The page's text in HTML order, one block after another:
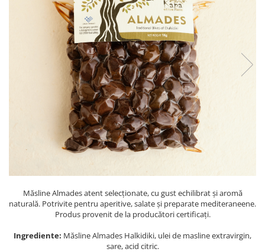
OREZ ȘI CEREALE
CREME ȘI PASTE TARTINABILE
CONDIMENTE
CEAIURI GRECEȘTI
CIOCOLATĂ ȘI CACAO
HEALTHY SNACKS
SUPERALIMENTE
BACANIE
PRODUSE ECO / ORGANICE
COSMETICE
REMEDII NATURISTE
TOATE PRODUSELE
Măsline Almades atent selecționate, cu gust echilibrat și aromă
naturală. Potrivite pentru aperitive, salate și preparate mediteraneene.
Produs provenit de la producători certificați.
Ingrediente: Măsline Almades Halkidiki, ulei de masline extravirgin,
sare, acid citric.